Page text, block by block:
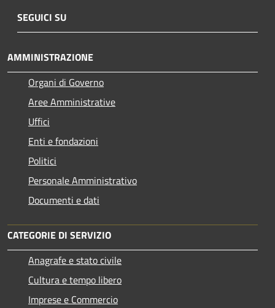
SEGUICI SU
AMMINISTRAZIONE
Organi di Governo
Aree Amministrative
Uffici
Enti e fondazioni
Politici
Personale Amministrativo
Documenti e dati
CATEGORIE DI SERVIZIO
Anagrafe e stato civile
Cultura e tempo libero
Imprese e Commercio